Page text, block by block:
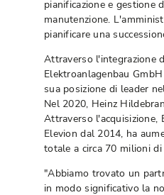
pianificazione e gestione
manutenzione.
pianificare una
Attraverso l'integrazione
Elektroanlagenbau
sua posizione di leader
Nel 2020, Heinz
Attraverso l'acquisizione,
Elevion dal 2014, ha
totale a circa 70 milioni di
"Abbiamo trovato un
in modo significativo la